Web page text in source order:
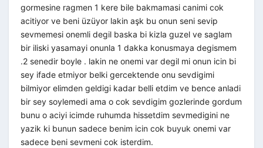
gormesine ragmen 1 kere bile bakmamasi canimi cok
acitiyor ve beni üzüyor lakin aşk bu onun seni sevip
sevmemesi onemli degil baska bi kizla guzel ve saglam
bir iliski yasamayi onunla 1 dakka konusmaya degismem
.2 senedir boyle . lakin ne onemi var degil mi onun icin bi
sey ifade etmiyor belki gercektende onu sevdigimi
bilmiyor elimden geldigi kadar belli etdim ve bence anladi
bir sey soylemedi ama o cok sevdigim gozlerinde gordum
bunu o aciyi icimde ruhumda hissetdim sevmedigini ne
yazik ki bunun sadece benim icin cok buyuk onemi var
sadece beni sevmeni cok isterdim.